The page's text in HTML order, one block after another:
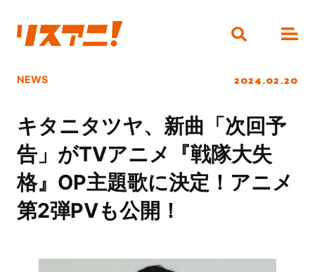
NEWS 2024.02.20
キタニタツヤ、新曲「次回予
告」がTVアニメ『戦隊大失
格』OP主題歌に決定！アニメ
第2弾PVも公開！